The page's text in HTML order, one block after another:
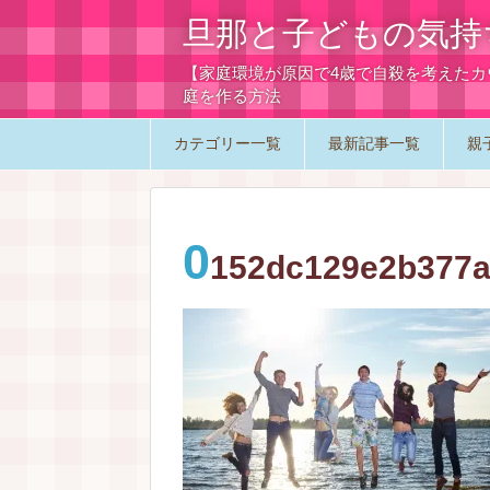
旦那と子どもの気
【家庭環境が原因で4歳で自殺を考えた
庭を作る方法
カテゴリー一覧 最新記事一覧 親
0